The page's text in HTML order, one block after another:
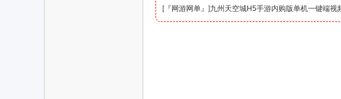
九州天空城H5手游内购版单机一键端视
[『网游网单』 ]